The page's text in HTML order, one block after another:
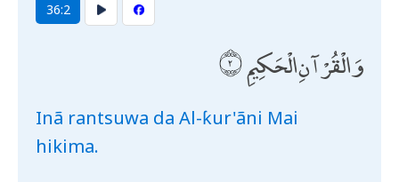
36:2
وَالْقُرْآنِ الْحَكِيمِ
Inã rantsuwa da Al-ƙur'ãni Mai
hikima.